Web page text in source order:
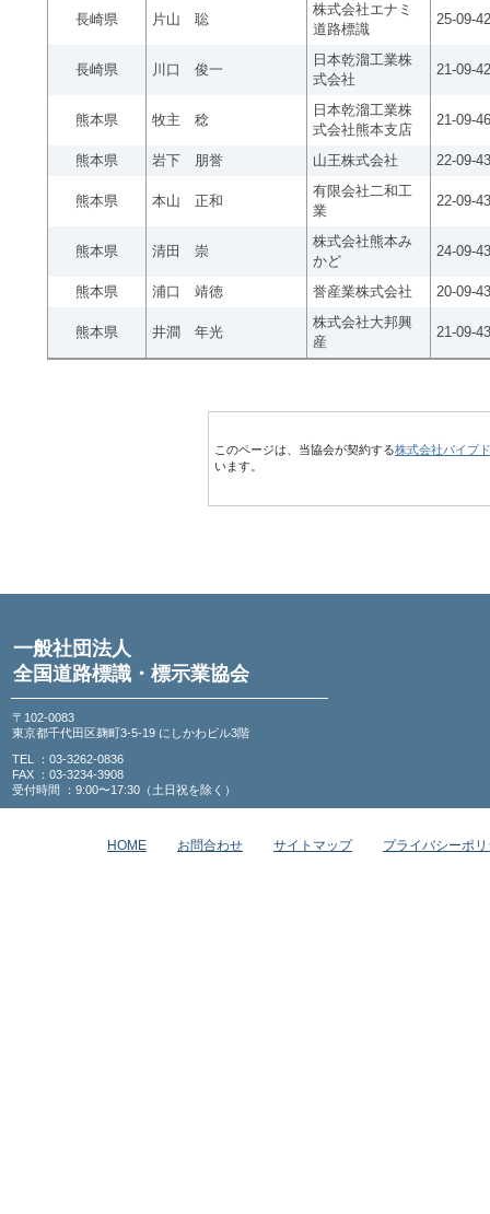
長崎県 片山 聡
株式会社エナミ
道路標識
25-09-
長崎県 川口 俊一
日本乾溜工業株
式会社
21-09-
熊本県 牧主 稔
日本乾溜工業株
式会社熊本支店
21-09-
熊本県 岩下 朋誉 山王株式会社 22-09-
熊本県 本山 正和
有限会社二和工
業
22-09-
熊本県 清田 崇
株式会社熊本み
かど
24-09-
熊本県 浦口 靖徳 誉産業株式会社 20-09-
熊本県 井澗 年光
株式会社大邦興
産
21-09-
このページは、当協会が契約する株式会社パイプ
います。
一般社団法人
全国道路標識・標示業協会
〒102-0083
東京都千代田区麹町3-5-19 にしかわビル3階
TEL ：03-3262-0836
FAX ：03-3234-3908
受付時間 ：9:00〜17:30（土日祝を除く）
HOME お問合わせ サイトマップ プライバシーポ